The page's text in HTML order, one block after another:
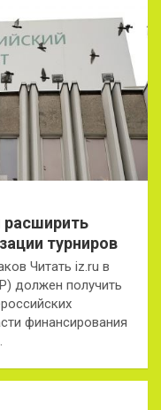
турниров
Читать iz.ru в
должен получить
финансирования